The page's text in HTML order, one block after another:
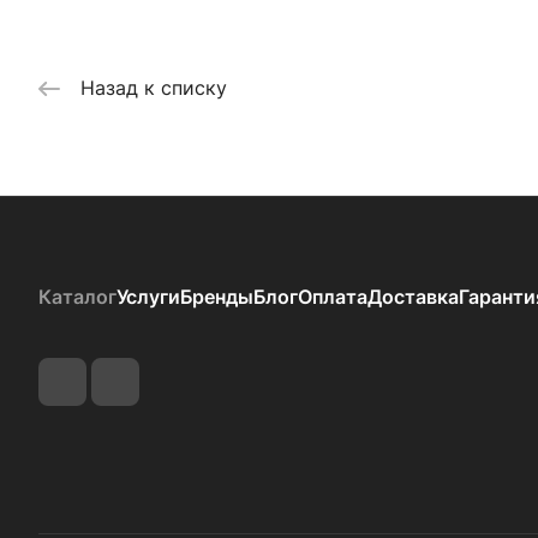
Назад к списку
КаталогУслугиБрендыБлогОплатаДоставка